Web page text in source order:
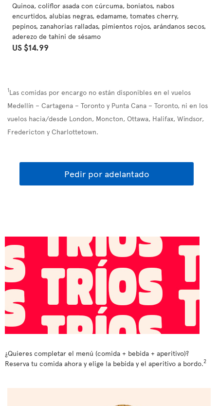
Quinoa, coliflor asada con cúrcuma, boniatos, nabos
encurtidos, alubias negras, edamame, tomates cherry,
pepinos, zanahorias ralladas, pimientos rojos, arándanos secos,
aderezo de tahini de sésamo
US $14.99
1Las comidas por encargo no están disponibles en el vuelos
Medellín – Cartagena – Toronto y Punta Cana – Toronto, ni en los
vuelos hacia/desde London, Moncton, Ottawa, Halifax, Windsor,
Fredericton y Charlottetown.
Pedir por adelantado
¿Quieres completar el menú (comida + bebida + aperitivo)?
Reserva tu comida ahora y elige la bebida y el aperitivo a bordo.2